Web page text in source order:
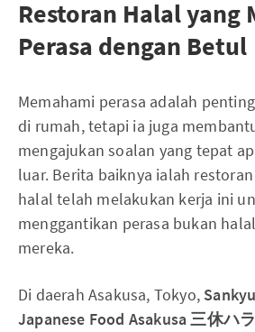
Restoran Halal yang
Perasa dengan Betul
Memahami perasa adalah
di rumah, tetapi ia juga
mengajukan soalan yang tepat
luar. Berita baiknya ialah
halal telah melakukan kerja ini
menggantikan perasa bukan
mereka.
Di daerah Asakusa, Tokyo,
Japanese Food Asakusa 三休ハ